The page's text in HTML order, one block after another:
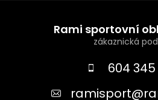
Rami sportovní
604
ramisport@